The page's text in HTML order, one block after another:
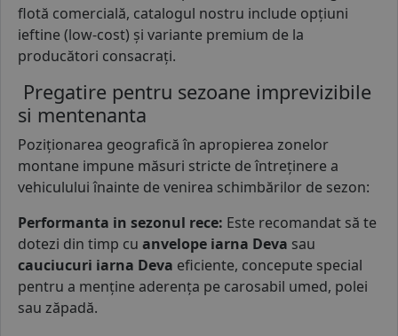
flotă comercială, catalogul nostru include opțiuni
ieftine (low-cost) și variante premium de la
producători consacrați.
Pregatire pentru sezoane imprevizibile
si mentenanta
Poziționarea geografică în apropierea zonelor
montane impune măsuri stricte de întreținere a
vehiculului înainte de venirea schimbărilor de sezon:
Performanta in sezonul rece: Este recomandat să te
dotezi din timp cu anvelope iarna Deva sau
cauciucuri iarna Deva eficiente, concepute special
pentru a menține aderența pe carosabil umed, polei
sau zăpadă.